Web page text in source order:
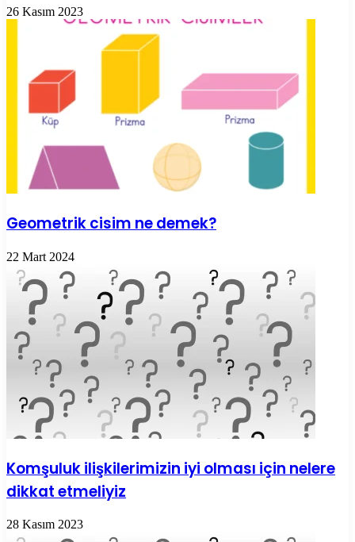
26 Kasım 2023
Geometrik cisim ne demek?
22 Mart 2024
Komşuluk ilişkilerimizin iyi olması için nelere
dikkat etmeliyiz
28 Kasım 2023